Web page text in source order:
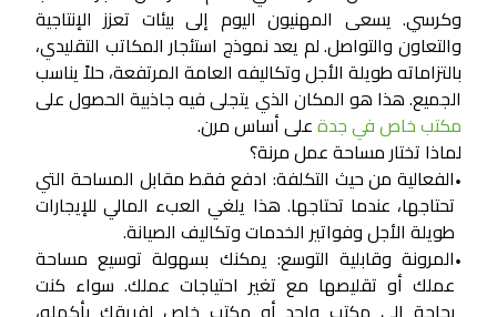
وكرسي. يسعى المهنيون اليوم إلى بيئات تعزز الإنتاجية
والتعاون والتواصل. لم يعد نموذج استئجار المكاتب التقليدي،
بالتزاماته طويلة الأجل وتكاليفه العامة المرتفعة، حلاً يناسب
الجميع. هذا هو المكان الذي يتجلى فيه جاذبية الحصول على
مكتب خاص في جدةعلى أساس مرن.
لماذا تختار مساحة عمل مرنة؟
•الفعالية من حيث التكلفة: ادفع فقط مقابل المساحة التي
تحتاجها، عندما تحتاجها. هذا يلغي العبء المالي للإيجارات
طويلة الأجل وفواتير الخدمات وتكاليف الصيانة.
•المرونة وقابلية التوسع: يمكنك بسهولة توسيع مساحة
عملك أو تقليصها مع تغير احتياجات عملك. سواء كنت